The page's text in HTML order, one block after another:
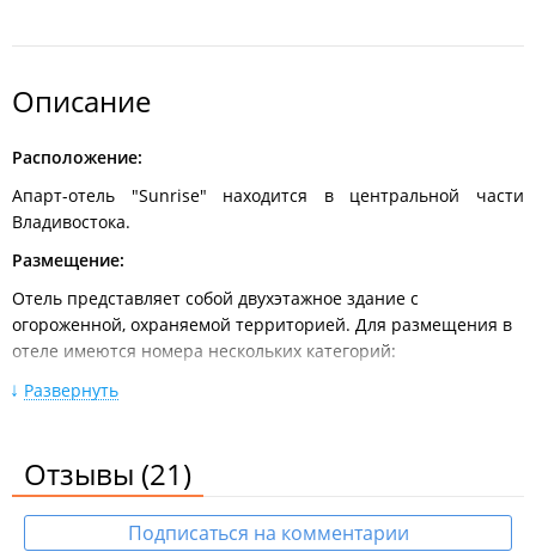
Описание
Расположение:
Апарт-отель "Sunrise" находится в центральной части
Владивостока.
Размещение:
Отель представляет собой двухэтажное здание с
огороженной, охраняемой территорией. Для размещения в
отеле имеются номера нескольких категорий:
Номер "Стандарт".
кровать; кухонный гарнитур; ванная комната с душевой
принадлежностями, феном и зеркалом; холодильник,
Развернуть
Отзывы (21)
Подписаться на комментарии